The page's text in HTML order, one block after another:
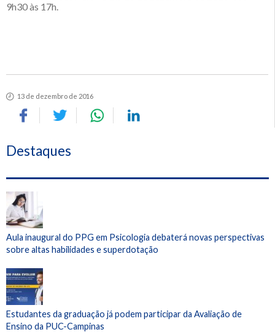
9h30 às 17h.
13 de dezembro de 2016
Destaques
Aula inaugural do PPG em Psicologia debaterá novas perspectivas
sobre altas habilidades e superdotação
Estudantes da graduação já podem participar da Avaliação de
Ensino da PUC-Campinas